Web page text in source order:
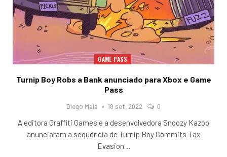
GAME PASS
Turnip Boy Robs a Bank anunciado para Xbox e Game
Pass
Diego Maia 18 set, 2022 0
A editora Graffiti Games e a desenvolvedora Snoozy Kazoo
anunciaram a sequência de Turnip Boy Commits Tax
Evasion…